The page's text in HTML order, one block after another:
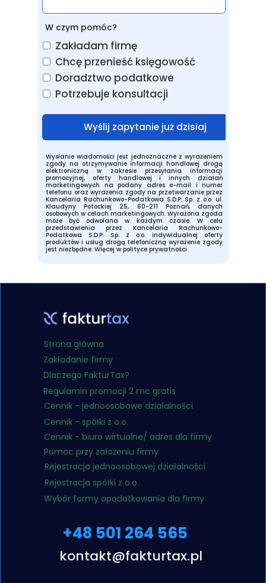
Rejestracja jednoosobowej działalności
Cennik - biuro wirtualne/ adres dla firmy
Cennik - spółki z o.o.
Cennik - jednoosobowe działalności
Dlaczego FakturTax?
Zakładanie firmy
Regulamin promocji 2 mc gratis
Strona główna
Wybór formy opodatkowania dla firmy
Rejestracja spółki z o.o.
Pomoc przy założeniu firmy
+48 501 264 565
kontakt@fakturtax.pl
W czym pomóc?
Zakładam firmę
Chcę przenieść księgowość
Doradztwo podatkowe
Potrzebuje konsultacji
Wyślij zapytanie już dzisiaj
Wysłanie wiadomości jest jednoznaczne z wyrażeniem
zgody na otrzymywanie informacji handlowej drogą
elektroniczną w zakresie przesyłania informacji
promocyjnej, oferty handlowej i innych działań
marketingowych na podany adres e-mail i numer
telefonu oraz wyrażenia zgody na przetwarzanie przez
Kancelaria Rachunkowo-Podatkowa S.D.P. Sp. z o.o. ul.
Klaudyny Potockiej 25, 60-211 Poznań, danych
osobowych w celach marketingowych. Wyrażona zgoda
może być odwołana w każdym czasie. W celu
przedstawienia przez Kancelaria Rachunkowo-
Podatkowa S.D.P. Sp. z o.o. indywidualnej oferty
produktów i usług drogą telefoniczną wyrażenie zgody
jest niezbędne. Więcej w polityce prywatności.